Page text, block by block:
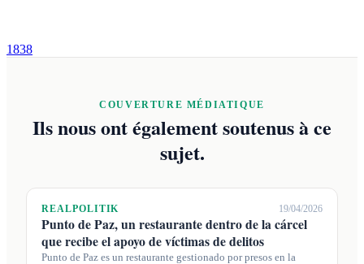
1838
COUVERTURE MÉDIATIQUE
Ils nous ont également soutenus à ce
sujet.
REALPOLITIK 19/04/2026
Punto de Paz, un restaurante dentro de la cárcel
que recibe el apoyo de víctimas de delitos
Punto de Paz es un restaurante gestionado por presos en la